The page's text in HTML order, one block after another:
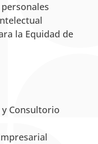
la Equidad de
Consultorio